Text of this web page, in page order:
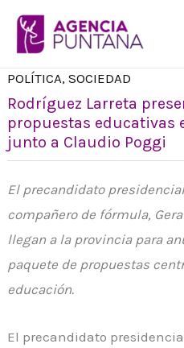
POLÍTICA,SOCIEDAD
Rodríguez Larreta
propuestas educativas
junto a Claudio Poggi
El precandidato
compañero de fórmula,
llegan a la provincia para
paquete de propuestas
educación.
El precandidato